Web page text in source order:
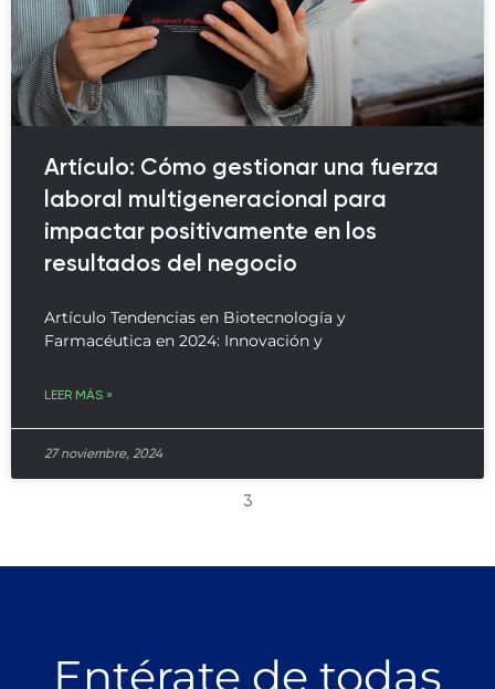
Artículo: Cómo gestionar una fuerza
laboral multigeneracional para
impactar positivamente en los
resultados del negocio
Artículo Tendencias en Biotecnología y
Farmacéutica en 2024: Innovación y
LEER MÁS »
27 noviembre, 2024
3
Entérate de todas